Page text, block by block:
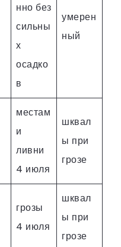
нно без
сильны
х
осадко
в
умерен
ный
местам
и
ливни
4 июля
шквал
ы при
грозе
грозы
4 июля
шквал
ы при
грозе